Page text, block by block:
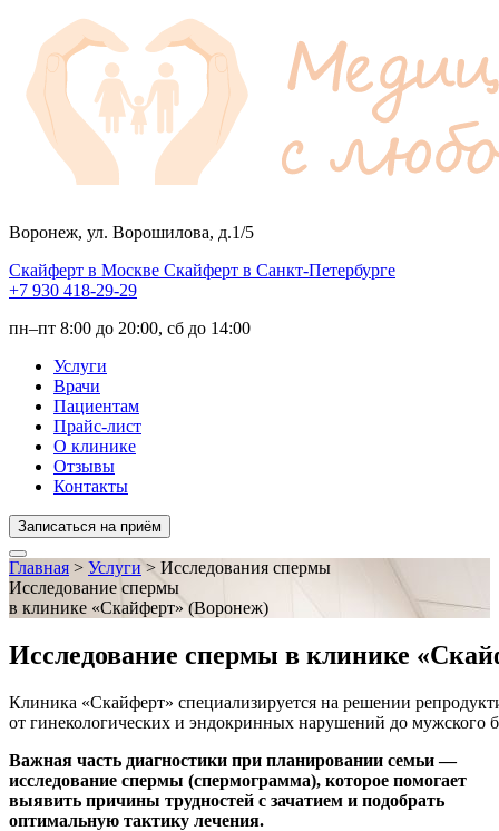
Воронеж, ул. Ворошилова, д.1/5
Скайферт в Москве Скайферт в Санкт-Петербурге
+7 930 418-29-29
пн–пт 8:00 до 20:00, сб до 14:00
Услуги
Врачи
Пациентам
Прайс-лист
О клинике
Отзывы
Контакты
Записаться на приём
Главная > Услуги > Исследования спермы
Исследование спермы
в клинике «Скайферт» (Воронеж)
Исследование спермы в клинике
Клиника «Скайферт» специализируется на решении
от гинекологических и эндокринных нарушений до мужского
Важная часть диагностики при планировании семьи —
исследование спермы (спермограмма), которое помогает
выявить причины трудностей с зачатием и подобрать
оптимальную тактику лечения.